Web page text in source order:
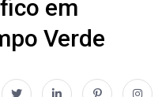
em
Verde